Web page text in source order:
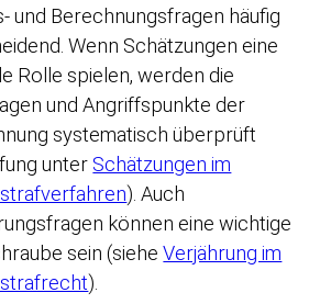
und Berechnungsfragen häufig
Wenn Schätzungen eine
Rolle spielen, werden die
und Angriffspunkte der
systematisch überprüft
unterSchätzungen im
). Auch
können eine wichtige
sein (sieheVerjährung im
).